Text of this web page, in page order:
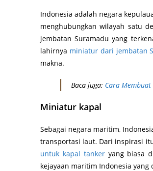
Indonesia adalah negara
menghubungkan wilayah satu
jembatan Suramadu yang
lahirnya miniatur dari jembatan
makna.
Baca juga: Cara
Miniatur kapal
Sebagai negara maritim,
transportasi laut. Dari inspirasi
untuk kapal tankeryang biasa
kejayaan maritim Indonesia